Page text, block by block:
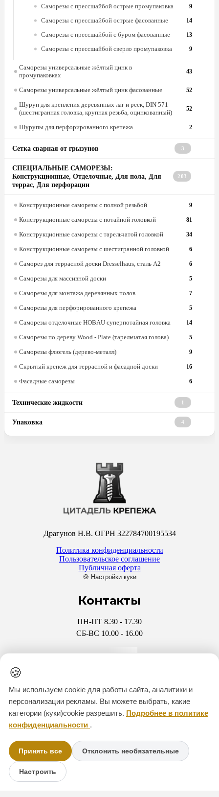
Саморезы с прессшайбой острые промупаковка 9
Саморезы с прессшайбой острые фасованные 14
Саморезы с прессшайбой с буром фасованные 13
Саморезы с прессшайбой сверло промупаковка 9
Саморезы универсальные жёлтый цинк в
промупаковках
43
Саморезы универсальные жёлтый цинк фасованные 52
Шуруп для крепления деревянных лаг и реек, DIN 571
(шестигранная головка, крупная резьба, оцинкованный)
52
Шурупы для перфорированного крепежа 2
Сетка сварная от грызунов 3
СПЕЦИАЛЬНЫЕ САМОРЕЗЫ:
Конструкционные, Отделочные, Для пола, Для
террас, Для перфорации
203
Конструкционные саморезы с полной резьбой 9
Конструкционные саморезы с потайной головкой 81
Конструкционные саморезы с тарельчатой головкой 34
Конструкционные саморезы с шестигранной головкой 6
Саморез для террасной доски Dresselhaus, сталь А2 6
Саморезы для массивной доски 5
Саморезы для монтажа деревянных полов 7
Саморезы для перфорированного крепежа 5
Саморезы отделочные HOBAU суперпотайная головка 14
Саморезы по дереву Wood - Plate (тарельчатая голова) 5
Саморезы флюгель (дерево-металл) 9
Скрытый крепеж для террасной и фасадной доски 16
Фасадные саморезы 6
Технические жидкости 1
Упаковка 4
Драгунов Н.В. ОГРН 322784700195534
Политика конфиденциальности
Пользовательское соглашение
Публичная оферта
🍪 Настройки куки
Контакты
ПН-ПТ 8.30 - 17.30
СБ-ВС 10.00 - 16.00
+7 931 970-47-32
CITADEL-KREP@YANDEX
Мессенджеры
🍪
Мы используем cookie для работы сайта, аналитики и
персонализации рекламы. Вы можете выбрать, какие
категории (куки)cookie разрешить. Подробнее в политике
конфиденциальности .
Принять все Отклонить необязательные
Настроить